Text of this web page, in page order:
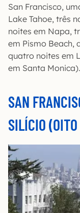
San Francisco,
Lake Tahoe, três
noites em Napa,
em Pismo Beach,
quatro noites em
em Santa Monica).
SAN
SILÍCIO